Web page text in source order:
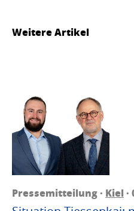
Weitere Artikel
Pressemitteilung · Kiel ·